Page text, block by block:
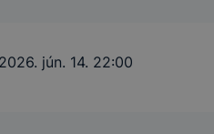
2026. jún. 14. 22:00